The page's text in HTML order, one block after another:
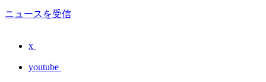
ニュースを受信
x
youtube